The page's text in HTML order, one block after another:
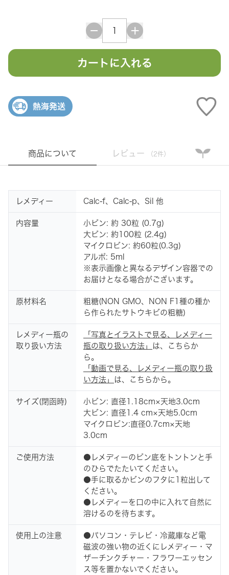
カートに入れる
熱海発送
商品について レビュー （2件）
レメディー Calc-f、Calc-p、Sil 他
内容量
小ビン: 約 30粒 (0.7g)
大ビン: 約100粒 (2.4g)
マイクロビン: 約60粒(0.3g)
アルポ: 5ml
※表示画像と異なるデザイン容器での
お届けとなる場合がございます。
原材料名
粗糖(NON GMO、NON F1種の種か
ら作られたサトウキビの粗糖)
レメディー瓶の
取り扱い方法
「写真とイラストで見る、レメディー
瓶の取り扱い方法」
は、こちらか
ら。
「動画で見る、レメディー瓶の取り扱
い方法」
は、こちらから。
サイズ(閉函時)
小ビン: 直径1.18cm×天地3.0cm
大ビン: 直径1.4 cm×天地5.0cm
マイクロビン:直径0.7cm×天地
3.0cm
ご使用方法
●レメディーのビン底をトントンと手
のひらでたたいてください。
●手に取るかビンのフタに1粒出して
ください。
●レメディーを口の中に入れて自然に
溶けるのを待ちます。
使用上の注意
●パソコン・テレビ・冷蔵庫など電
磁波の強い物の近くにレメディー・マ
ザーチンクチャー・フラワーエッセン
ス等を置かないでください。